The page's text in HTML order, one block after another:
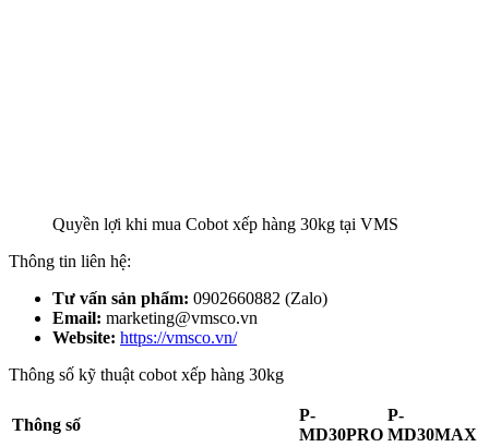
Quyền lợi khi mua Cobot xếp hàng 30kg tại VMS
Thông tin liên hệ:
Tư vấn sản phẩm: 0902660882 (Zalo)
Email: marketing@vmsco.vn
Website: https://vmsco.vn/
Thông số kỹ thuật cobot xếp hàng 30kg
Thông số
P-
MD30PRO
P-
MD30MAX